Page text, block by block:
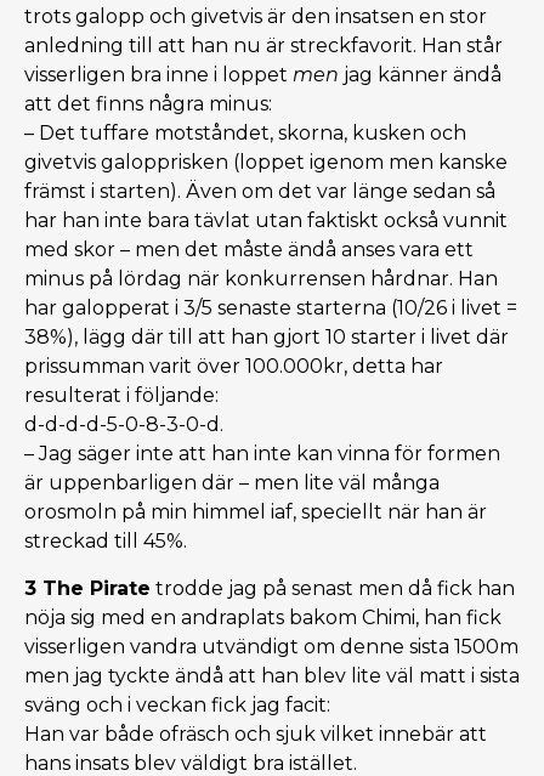
trots galopp och givetvis är den insatsen en stor
anledning till att han nu är streckfavorit. Han står
visserligen bra inne i loppet men jag känner ändå
att det finns några minus:
– Det tuffare motståndet, skorna, kusken och
givetvis galopprisken (loppet igenom men kanske
främst i starten). Även om det var länge sedan så
har han inte bara tävlat utan faktiskt också vunnit
med skor – men det måste ändå anses vara ett
minus på lördag när konkurrensen hårdnar. Han
har galopperat i 3/5 senaste starterna (10/26 i livet =
38%), lägg där till att han gjort 10 starter i livet där
prissumman varit över 100.000kr, detta har
resulterat i följande:
d-d-d-d-5-0-8-3-0-d.
– Jag säger inte att han inte kan vinna för formen
är uppenbarligen där – men lite väl många
orosmoln på min himmel iaf, speciellt när han är
streckad till 45%.
3 The Pirate trodde jag på senast men då fick han
nöja sig med en andraplats bakom Chimi, han fick
visserligen vandra utvändigt om denne sista 1500m
men jag tyckte ändå att han blev lite väl matt i sista
sväng och i veckan fick jag facit:
Han var både ofräsch och sjuk vilket innebär att
hans insats blev väldigt bra istället.